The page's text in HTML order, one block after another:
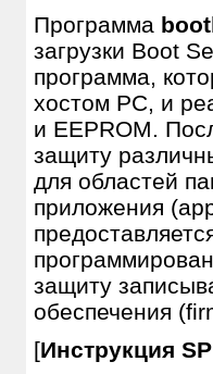
Программа
загрузки Boot
программа,
хостом PC, и
и EEPROM.
защиту
для областей
приложения
защиту
обеспечения
[Инструкция